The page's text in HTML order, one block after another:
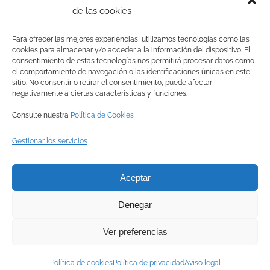
de las cookies
Para ofrecer las mejores experiencias, utilizamos tecnologías como las
cookies para almacenar y/o acceder a la información del dispositivo. El
consentimiento de estas tecnologías nos permitirá procesar datos como
el comportamiento de navegación o las identificaciones únicas en este
sitio. No consentir o retirar el consentimiento, puede afectar
negativamente a ciertas características y funciones.
Consulte nuestra Política de Cookies
Gestionar los servicios
Aceptar
Denegar
Ver preferencias
Política de cookiesPolítica de privacidadAviso legal
producto
€4,50Rango
precios:
desde
€ 1,00
hasta
Seleccionar opciones Este
producto
opciones
pueden
elegir
Detalles
Política de privacidad
Canal interno de información
FacebookInstagram
X YouTubeLinkedIn